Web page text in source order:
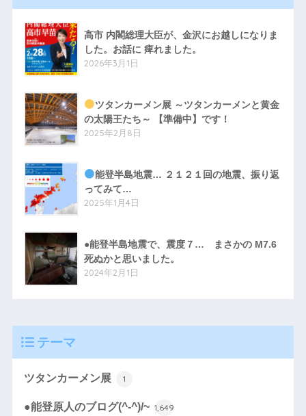
高市 内閣総理大臣が、金沢にお越しになりま
した。お話に 痺れました。
2026年3月1日
ツタンカーメン展 ～ツタンカーメンと黄金
の太陽王たち～ 【準備中】です！
2025年2月8日
能登半島地震… ２１２１回の地震、振り返
ってみて…
2025年1月4日
●能登半島地震で、震度７… まさかの M7.6
死ぬかと思いました。
2024年2月1日
テーマ
ツタンカーメン展 1
●能登原人のブログ(^-^)/~ 1,649